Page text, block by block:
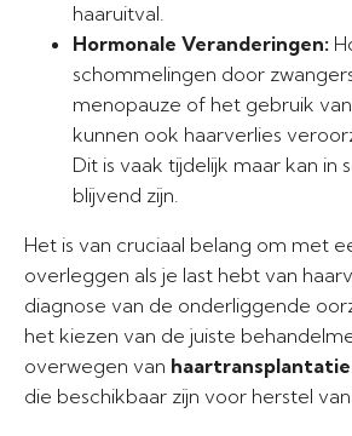
haaruitval.
Hormonale Veranderingen:
schommelingen door
menopauze of het gebruik
kunnen ook haarverlies
Dit is vaak tijdelijk maar kan in
blijvend zijn.
Het is van cruciaal belang om met
overleggen als je last hebt van
diagnose van de onderliggende
het kiezen van de juiste
overwegen van
die beschikbaar zijn voor herstel